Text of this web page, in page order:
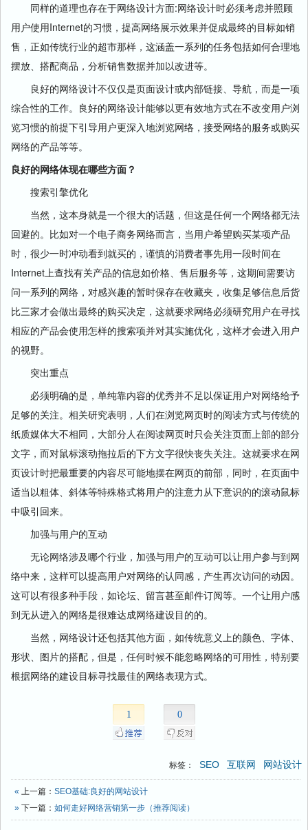
同样的道理也存在于网络设计方面:网络设计时必须考虑并照顾
用户使用Internet的习惯，提高网络展示效果并促成最终的目标如销
售，正如传统行业的超市那样，这涵盖一系列的任务包括如何合理地
摆放、搭配商品，分析销售数据并加以改进等。
良好的网络设计不仅仅是页面设计或内部链接、导航，而是一项
综合性的工作。良好的网络设计能够以更有效地方式在不改变用户浏
览习惯的前提下引导用户更深入地浏览网络 ，接受网络的服务或购买
网络的产品等等。
良好的网络体现在哪些方面？
搜索引擎优化
当然，这本身就是一个很大的话题，但这是任何一个网络都无法
回避的。比如对一个电子商务网络而言，当用户希望购买某项产品
时，很少一时冲动看到就买的，谨慎的消费者事先用一段时间在
Internet上查找有关产品的信息如价格、售后服务等，这期间需要访
问一系列的网络 ，对感兴趣的暂时保存在收藏夹，收集足够信息后货
比三家才会做出最终的购买决定，这就要求网络必须研究用户在寻找
相应的产品会使用怎样的搜索项并对其实施优化，这样才会进入用户
的视野。
突出重点
必须明确的是，单纯靠内容的优秀并不足以保证用户对网络给予
足够的关注。相关研究表明，人们在浏览网页时的阅读方式与传统的
纸质媒体大不相同，大部分人在阅读网页时只会关注页面上部的部分
文字，而对鼠标滚动拖拉后的下方文字很快丧失关注。这就要求在网
页设计时把最重要的内容尽可能地摆在网页的前部，同时，在页面中
适当以粗体、斜体等特殊格式将用户的注意力从下意识的的滚动鼠标
中吸引回来。
加强与用户的互动
无论网络涉及哪个行业，加强与用户的互动可以让用户参与到网
络中来，这样可以提高用户对网络的认同感，产生再次访问的动因。
这可以有很多种手段，如论坛、留言甚至邮件订阅等。一个让用户感
到无从进入的网络是很难达成网络建设目的的。
当然， 网络设计还包括其他方面，如传统意义上的颜色、字体、
形状、图片的搭配，但是，任何时候不能忽略网络的可用性，特别要
根据网络的建设目标寻找最佳的网络表现方式。
1 0
标签： SEO 互联网 网站设计
« 上一篇： SEO基础:良好的网站设计
» 下一篇： 如何走好网络营销第一步（推荐阅读）